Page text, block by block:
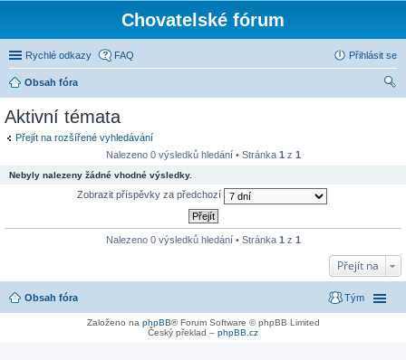
Chovatelské fórum
Rychlé odkazy FAQ Přihlásit se
Obsah fóra
Aktivní témata
Přejít na rozšířené vyhledávání
Nalezeno 0 výsledků hledání • Stránka 1 z 1
Nebyly nalezeny žádné vhodné výsledky.
Zobrazit příspěvky za předchozí
Nalezeno 0 výsledků hledání • Stránka 1 z 1
Přejít na
Obsah fóra Tým
Založeno na phpBB® Forum Software © phpBB Limited
Český překlad – phpBB.cz